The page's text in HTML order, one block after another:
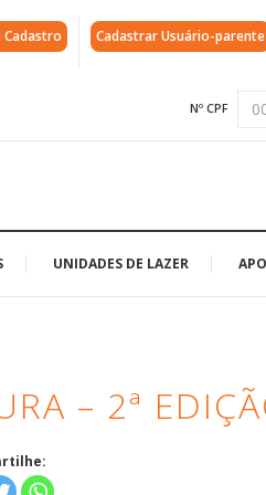
Cadastrar Usuário-parente
Nº CPF
UNIDADES DE LAZER
– 2ª